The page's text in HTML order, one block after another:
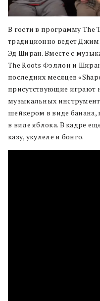
В гости в программу The
традиционно ведет
Эд Ширан. Вместе с
The Roots Фэллон и
последних месяцев
присутствующие играют
музыкальных
шейкером в виде банана,
в виде яблока. В кадре
казу, укулеле и бонго.